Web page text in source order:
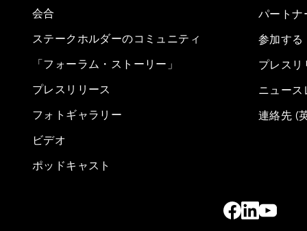
会合
ステークホルダーのコミュニティ
「フォーラム・ストーリー」
プレスリリース
フォトギャラリー
ビデオ
ポッドキャスト
パートナ
参加する
プレスリ
ニュース
連絡先 (